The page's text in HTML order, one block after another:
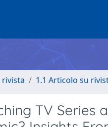
rivista 1.1 Articolo su
TV Series